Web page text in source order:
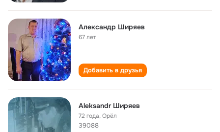
Александр Ширяев
67 лет
Добавить в друзья
Aleksandr Ширяев
72 года,Орёл
39088